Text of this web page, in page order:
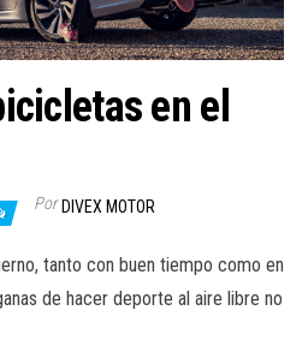
c
en el
Por DIVEX MOTOR
tanto con buen tiempo como en
de hacer deporte al aire libre no